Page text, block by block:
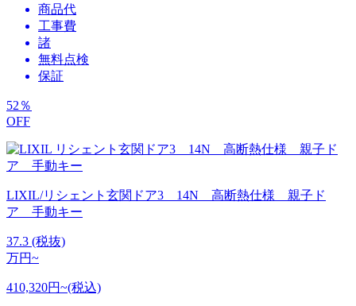
商品代
工事費
諸
無料点検
保証
52 ％
OFF
LIXIL/リシェント玄関ドア3 14N 高断熱仕様 親子ド
ア 手動キー
37.3 (税抜)
万円~
410,320円~(税込)